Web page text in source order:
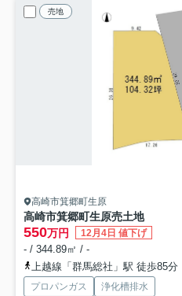
売地
高崎市箕郷町生原
高崎市箕郷町生原売土地
550万円 12月4日 値下げ
- / 344.89㎡ / -
上越線「群馬総社」駅 徒歩85分
プロパンガス 浄化槽排水